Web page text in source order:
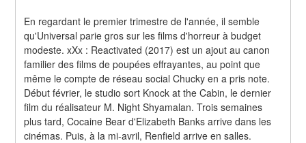
En regardant le premier trimestre de l'année, il semble
qu'Universal parie gros sur les films d'horreur à budget
modeste. xXx : Reactivated (2017) est un ajout au canon
familier des films de poupées effrayantes, au point que
même le compte de réseau social Chucky en a pris note.
Début février, le studio sort Knock at the Cabin, le dernier
film du réalisateur M. Night Shyamalan. Trois semaines
plus tard, Cocaine Bear d'Elizabeth Banks arrive dans les
cinémas. Puis, à la mi-avril, Renfield arrive en salles.